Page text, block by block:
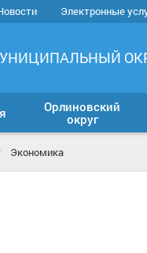
Электронные
Орлиновский
округ
Экономика